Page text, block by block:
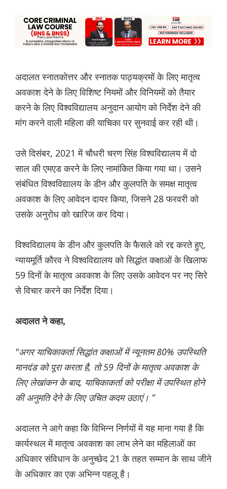
अदालत स्नातकोत्तर और स्नातक पाठ्यक्रमों के लिए मातृत्व
अवकाश देने के लिए विशिष्ट नियमों और विनियमों को तैयार
करने के लिए विश्वविद्यालय अनुदान आयोग को निर्देश देने की
मांग करने वाली महिला की याचिका पर सुनवाई कर रही थी।
उसे दिसंबर, 2021 में चौधरी चरण सिंह विश्वविद्यालय में दो
साल की एमएड करने के लिए नामांकित किया गया था। उसने
संबंधित विश्वविद्यालय के डीन और कुलपति के समक्ष मातृत्व
अवकाश के लिए आवेदन दायर किया, जिसने 28 फरवरी को
उसके अनुरोध को खारिज कर दिया।
विश्वविद्यालय के डीन और कुलपति के फैसले को रद्द करते हुए,
न्यायमूर्ति कौरव ने विश्वविद्यालय को सिद्धांत कक्षाओं के खिलाफ
59 दिनों के मातृत्व अवकाश के लिए उसके आवेदन पर नए सिरे
से विचार करने का निर्देश दिया।
अदालत ने कहा,
"अगर याचिकाकर्ता सिद्धांत कक्षाओं में न्यूनतम 80% उपस्थिति
मानदंड को पूरा करता है, तो 59 दिनों के मातृत्व अवकाश के
लिए लेखांकन के बाद, याचिकाकर्ता को परीक्षा में उपस्थित होने
की अनुमति देने के लिए उचित कदम उठाएं। ”
अदालत ने आगे कहा कि विभिन्न निर्णयों में यह माना गया है कि
कार्यस्थल में मातृत्व अवकाश का लाभ लेने का महिलाओं का
अधिकार संविधान के अनुच्छेद 21 के तहत सम्मान के साथ जीने
के अधिकार का एक अभिन्न पहलू है।